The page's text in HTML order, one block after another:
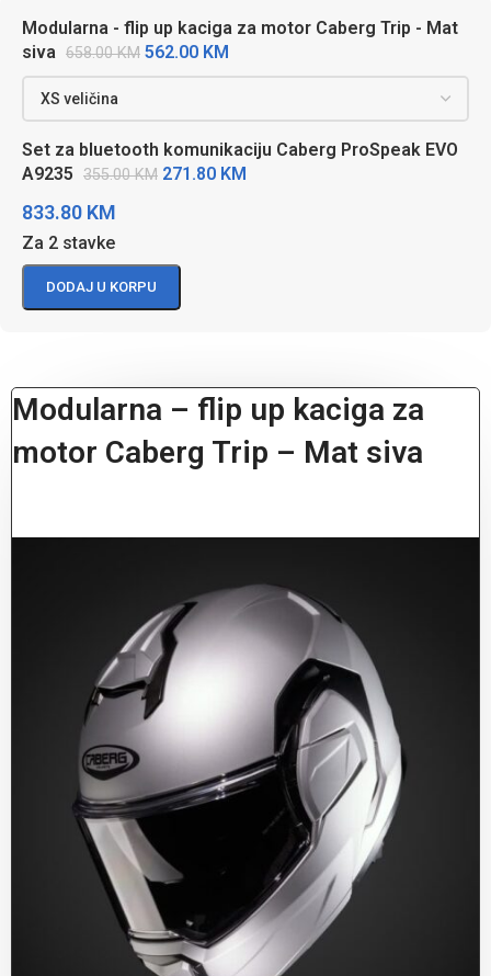
Modularna - flip up kaciga za motor Caberg Trip - Mat
siva 658.00KM 562.00 KM
Set za bluetooth komunikaciju Caberg ProSpeak EVO
A9235 355.00KM 271.80 KM
833.80 KM
Za 2 stavke
DODAJ U KORPU
Modularna – flip up kaciga za
motor Caberg Trip – Mat siva